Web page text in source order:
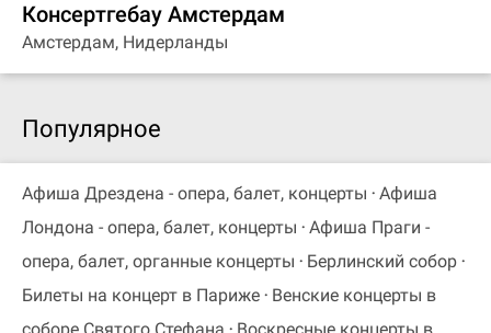
Консертгебау Амстердам
Амстердам, Нидерланды
Популярное
Афиша Дрездена - опера, балет, концерты
Афиша
Лондона - опера, балет, концерты
Афиша Праги -
опера, балет, органные концерты
Берлинский собор
Билеты на концерт в Париже
Венские концерты в